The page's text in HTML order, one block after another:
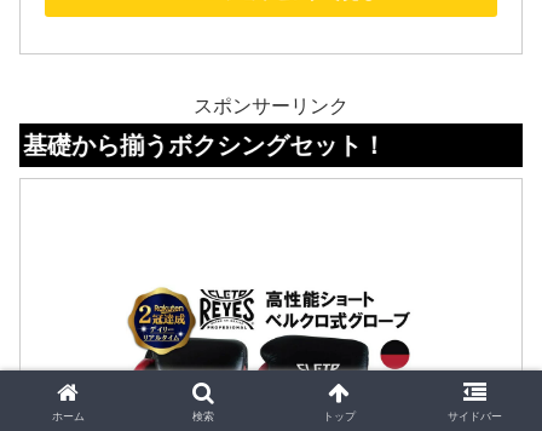
スポンサーリンク
うボクシングセット！
ホーム 検索 トップ サイドバー